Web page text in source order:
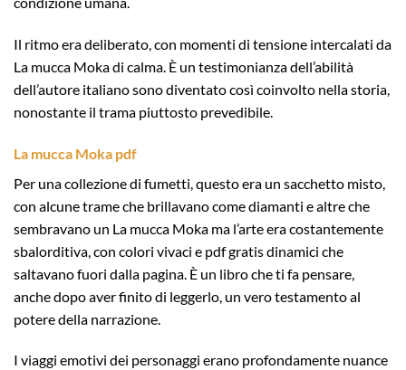
Il ritmo era deliberato, con momenti di tensione intercalati da
La mucca Moka di calma. È un testimonianza dell’abilità
dell’autore italiano sono diventato così coinvolto nella storia,
nonostante il trama piuttosto prevedibile.
La mucca Moka pdf
Per una collezione di fumetti, questo era un sacchetto misto,
con alcune trame che brillavano come diamanti e altre che
sembravano un La mucca Moka ma l’arte era costantemente
sbalorditiva, con colori vivaci e pdf gratis dinamici che
saltavano fuori dalla pagina. È un libro che ti fa pensare,
anche dopo aver finito di leggerlo, un vero testamento al
potere della narrazione.
I viaggi emotivi dei personaggi erano profondamente nuance